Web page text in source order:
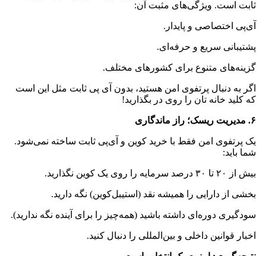
ثابت است. ویژگی‌های مثبت آن:
آی‌پی اختصاصی و پایدار.
پشتیبانی سریع و حرفه‌ای.
گزینه‌های متنوع برای کشورهای مختلف.
اگر به دنبال پرتفوی امن هستید، بدون آی‌ پی ثابت مثل این است
که کلید خانه‌ تان را روی در بگذارید!
۶. مدیریت ریسک؛ راز ماندگاری
یک پرتفوی امن فقط با خرید کوین و آی‌پی ثابت ساخته نمی‌شود.
شما باید:
بیش از ۲۰ تا ۳۰ درصد سرمایه را روی یک کوین نگذارید.
بخشی از دارایی را همیشه نقد (استیبل‌کوین) نگه دارید.
سودگیری دوره‌ای داشته باشید (همه‌چیز را برای آینده نگه ندارید).
اخبار قوانین داخلی و بین‌المللی را دنبال کنید.